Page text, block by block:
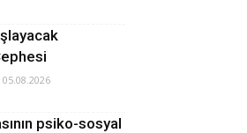
05.08.2026
psiko-sosyal